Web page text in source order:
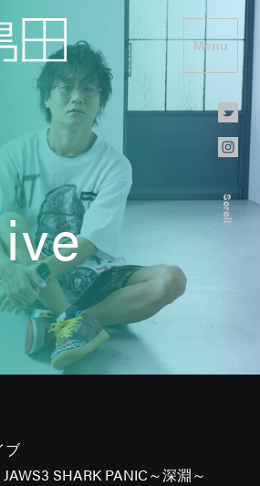
Menu
Scroll
ブ
SHARK PANIC～深淵～